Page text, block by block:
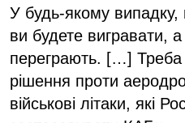
У будь-якому випадку,
ви будете вигравати,
переграють. […] Треба
рішення проти
військові літаки, які